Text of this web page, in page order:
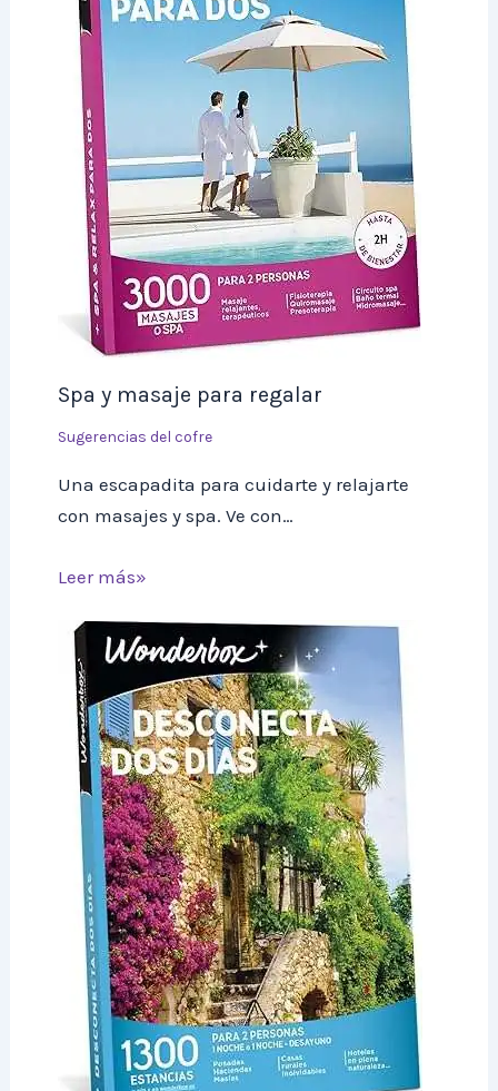
Spa y masaje para regalar
Sugerencias del cofre
Una escapadita para cuidarte y relajarte
con masajes y spa. Ve con…
Leer más»